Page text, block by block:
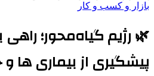
بازار و کسب و کار
🌿 رژیم گیاه‌محور؛ راهی
پیشگیری از بیماری